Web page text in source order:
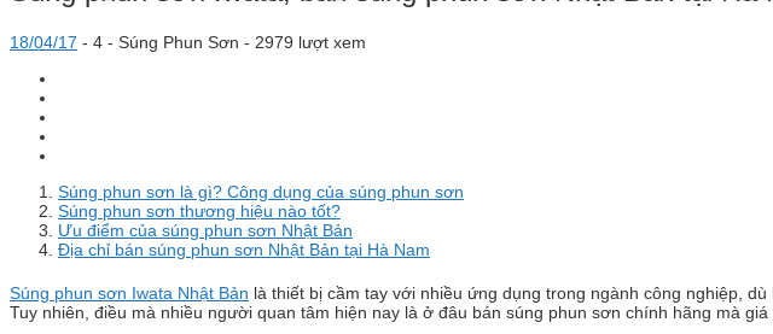
18/04/17 - 4 - Súng Phun Sơn - 2979 lượt xem
Súng phun sơn là gì? Công dụng của súng phun sơn
Súng phun sơn thương hiệu nào tốt?
Ưu điểm của súng phun sơn Nhật Bản
Địa chỉ bán súng phun sơn Nhật Bản tại Hà Nam
Súng phun sơn Iwata Nhật Bản là thiết bị cầm tay với nhiều ứng dụng trong ngành công nghiệp,
Tuy nhiên, điều mà nhiều người quan tâm hiện nay là ở đâu bán súng phun sơn chính hãng mà giá